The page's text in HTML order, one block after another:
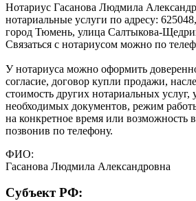
Нотариус Гасанова Людмила
нотариальные услуги по адресу:
город Тюмень, улица Салтыкова-
Связаться с нотариусом можно по
У нотариуса можно оформить
согласие, договор купли продажи,
стоимость других нотариальных услуг,
необходимых документов, режим
на конкретное время или возможность
позвонив по телефону.
ФИО:
Гасанова Людмила Александровна
Cубъект РФ: